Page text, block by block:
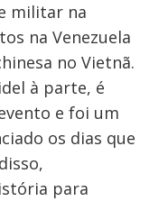
militar na
na Venezuela
no Vietnã.
à parte, é
e foi um
os dias que
para